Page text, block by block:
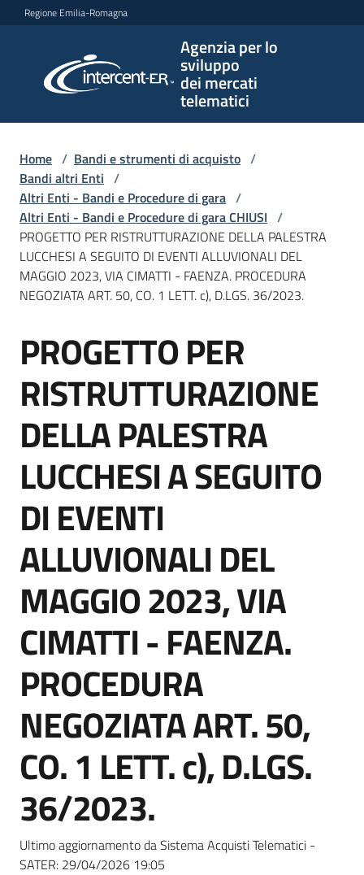
Vai al contenuto
Vai alla navigazione
Vai al footer
Regione Emilia-Romagna
Agenzia per lo
sviluppo
dei mercati
telematici
per lo
sviluppo
telematici
L'Agenzia
Bandi
strumenti
di
Supporto
Piattaforme
telematiche
English
site
Seguici
su
Home / Bandi e strumenti di acquisto /
Bandi altri Enti /
Altri Enti - Bandi e Procedure di gara /
Altri Enti - Bandi e Procedure di gara CHIUSI /
PROGETTO PER RISTRUTTURAZIONE DELLA PALESTRA
LUCCHESI A SEGUITO DI EVENTI ALLUVIONALI DEL
MAGGIO 2023, VIA CIMATTI - FAENZA. PROCEDURA
NEGOZIATA ART. 50, CO. 1 LETT. c), D.LGS. 36/2023.
Salta al contenuto
PROGETTO PER
RISTRUTTURAZIONE
DELLA PALESTRA
LUCCHESI A SEGUITO
DI EVENTI
ALLUVIONALI DEL
MAGGIO 2023, VIA
CIMATTI - FAENZA.
PROCEDURA
NEGOZIATA ART. 50,
CO. 1 LETT. c), D.LGS.
36/2023.
Ultimo aggiornamento da Sistema Acquisti Telematici -
SATER: 29/04/2026 19:05